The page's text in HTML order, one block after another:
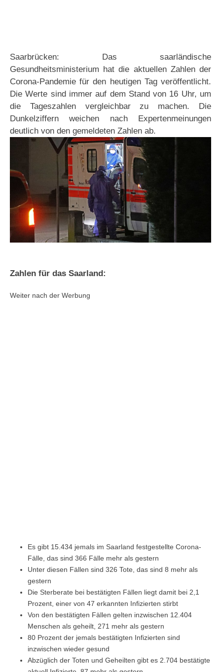
Saarbrücken: Das saarländische
Gesundheitsministerium hat die aktuellen Zahlen der
Corona-Pandemie für den heutigen Tag veröffentlicht.
Die Werte sind immer auf dem Stand von 16 Uhr, um
die Tageszahlen vergleichbar zu machen. Die
Dunkelziffern weichen nach Expertenmeinungen
deutlich von den gemeldeten Zahlen ab.
Zahlen für das Saarland:
Weiter nach der Werbung
Es gibt 15.434 jemals im Saarland festgestellte Corona-
Fälle, das sind 366 Fälle mehr als gestern
Unter diesen Fällen sind 326 Tote, das sind 8 mehr als
gestern
Die Sterberate bei bestätigten Fällen liegt damit bei 2,1
Prozent, einer von 47 erkannten Infizierten stirbt
Von den bestätigten Fällen gelten inzwischen 12.404
Menschen als geheilt, 271 mehr als gestern
80 Prozent der jemals bestätigten Infizierten sind
inzwischen wieder gesund
Abzüglich der Toten und Geheilten gibt es 2.704 bestätigte